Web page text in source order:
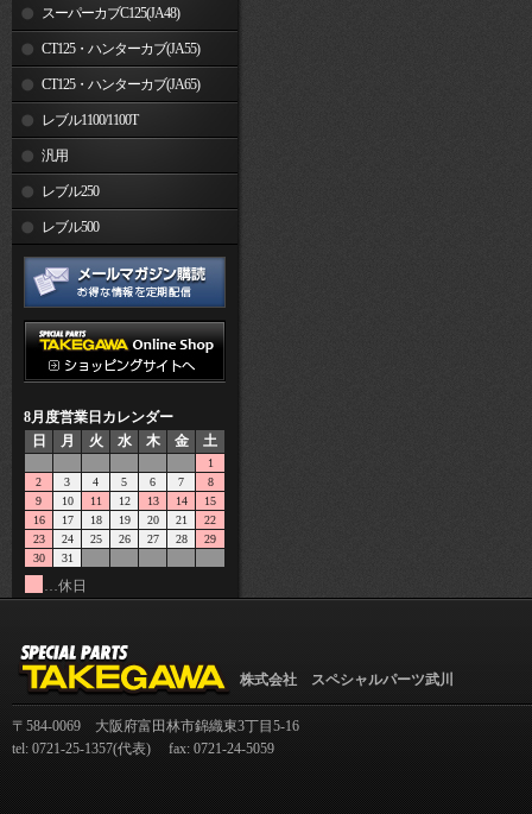
スーパーカブC125(JA48)
CT125・ハンターカブ(JA55)
CT125・ハンターカブ(JA65)
レブル1100/1100T
汎用
レブル250
レブル500
8月度営業日カレンダー
日
月 火 水 木 金 土
1
2
3 4 5 6 7
8
9
10 11 12 13 14
15
16
17 18 19 20 21
22
23
24 25 26 27 28
29
30
31
…休日
株式会社 スペシャルパーツ武川
〒584-0069 大阪府富田林市錦織東3丁目5-16
tel: 0721-25-1357(代表) fax: 0721-24-5059